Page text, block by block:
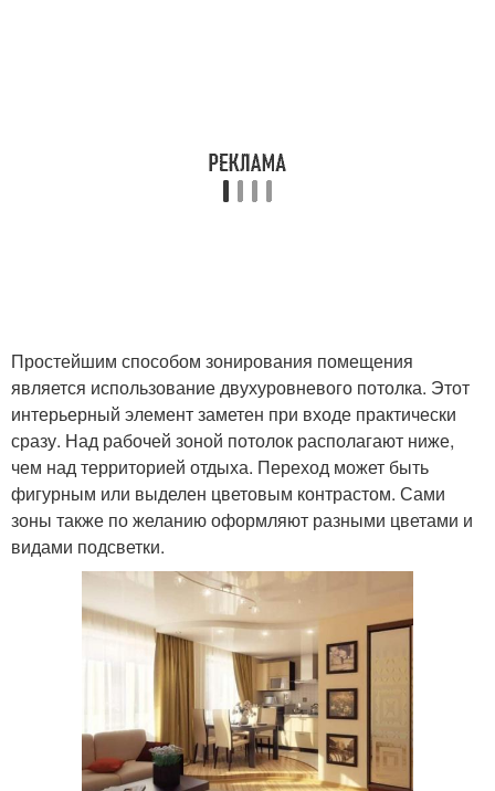
Простейшим способом зонирования помещения
является использование двухуровневого потолка. Этот
интерьерный элемент заметен при входе практически
сразу. Над рабочей зоной потолок располагают ниже,
чем над территорией отдыха. Переход может быть
фигурным или выделен цветовым контрастом. Сами
зоны также по желанию оформляют разными цветами и
видами подсветки.